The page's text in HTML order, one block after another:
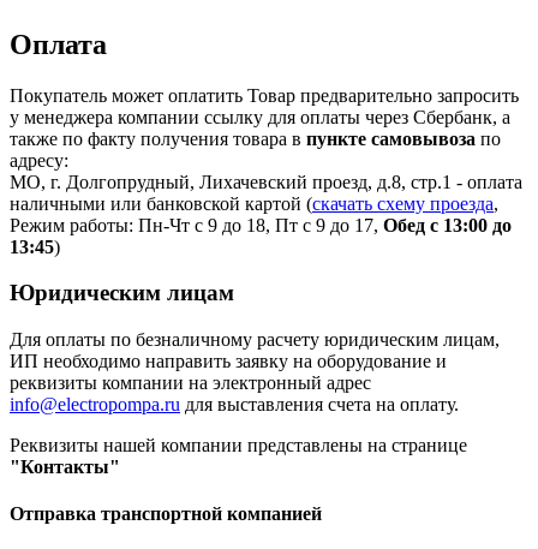
Оплата
Покупатель может оплатить Товар предварительно запросить
у менеджера компании ссылку для оплаты через Сбербанк, а
также по факту получения товара в пункте самовывоза по
адресу:
МО, г. Долгопрудный, Лихачевский проезд, д.8, стр.1 - оплата
наличными или банковской картой (скачать схему проезда,
Режим работы: Пн-Чт с 9 до 18, Пт с 9 до 17, Обед с 13:00 до
13:45)
Юридическим лицам
Для оплаты по безналичному расчету юридическим лицам,
ИП необходимо направить заявку на оборудование и
реквизиты компании на электронный адрес
info@electropompa.ru для выставления счета на оплату.
Реквизиты нашей компании представлены на странице
"Контакты"
Отправка транспортной компанией